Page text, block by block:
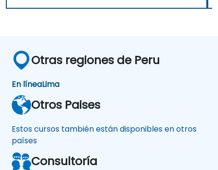
Otras regiones de Peru
En líneaLima
Otros Paises
Estos cursos también están disponibles en otros
países
Consultoría